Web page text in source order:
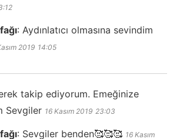
: Aydınlatıcı olmasına sevindim
2019 14:05
takip ediyorum. Emeğinize
Sevgiler 16 Kasım 2019 23:03
: Sevgiler benden🥰🥰🥰 16 Kasım